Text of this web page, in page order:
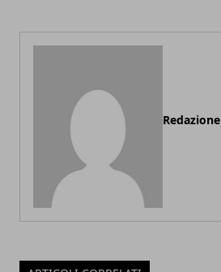
Redazione